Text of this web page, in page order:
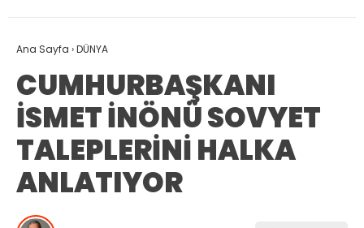
Ana Sayfa ›DÜNYA
CUMHURBAŞKANI
İSMET İNÖNÜ SOVYET
TALEPLERİNİ HALKA
ANLATIYOR